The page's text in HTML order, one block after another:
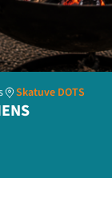
Skatuve DOTS